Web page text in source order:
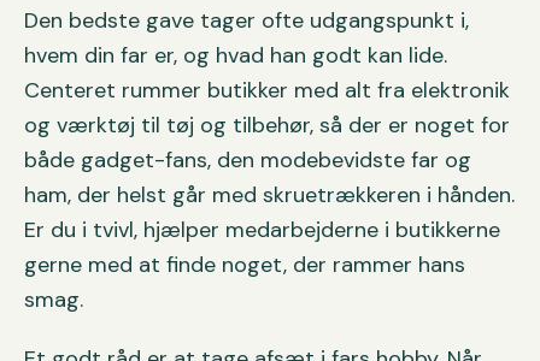
Den bedste gave tager ofte udgangspunkt i,
hvem din far er, og hvad han godt kan lide.
Centeret rummer butikker med alt fra elektronik
og værktøj til tøj og tilbehør, så der er noget for
både gadget-fans, den modebevidste far og
ham, der helst går med skruetrækkeren i hånden.
Er du i tvivl, hjælper medarbejderne i butikkerne
gerne med at finde noget, der rammer hans
smag.